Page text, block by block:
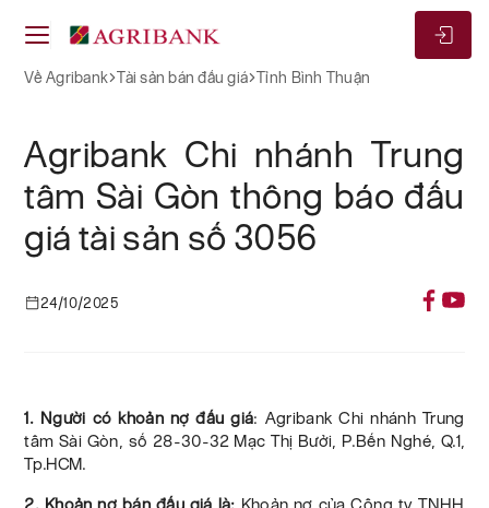
Về Agribank Tài sản bán đấu giá Tỉnh Bình Thuận
Agribank Chi nhánh Trung
tâm Sài Gòn thông báo đấu
giá tài sản số 3056
24/10/2025
1. Người có khoản nợ đấu giá: Agribank Chi nhánh Trung
tâm Sài Gòn, số 28-30-32 Mạc Thị Bưởi, P.Bến Nghé, Q.1
Tp.HCM.